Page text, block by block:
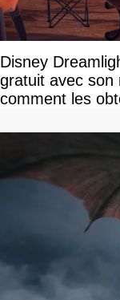
Disney
gratuit avec son
comment les